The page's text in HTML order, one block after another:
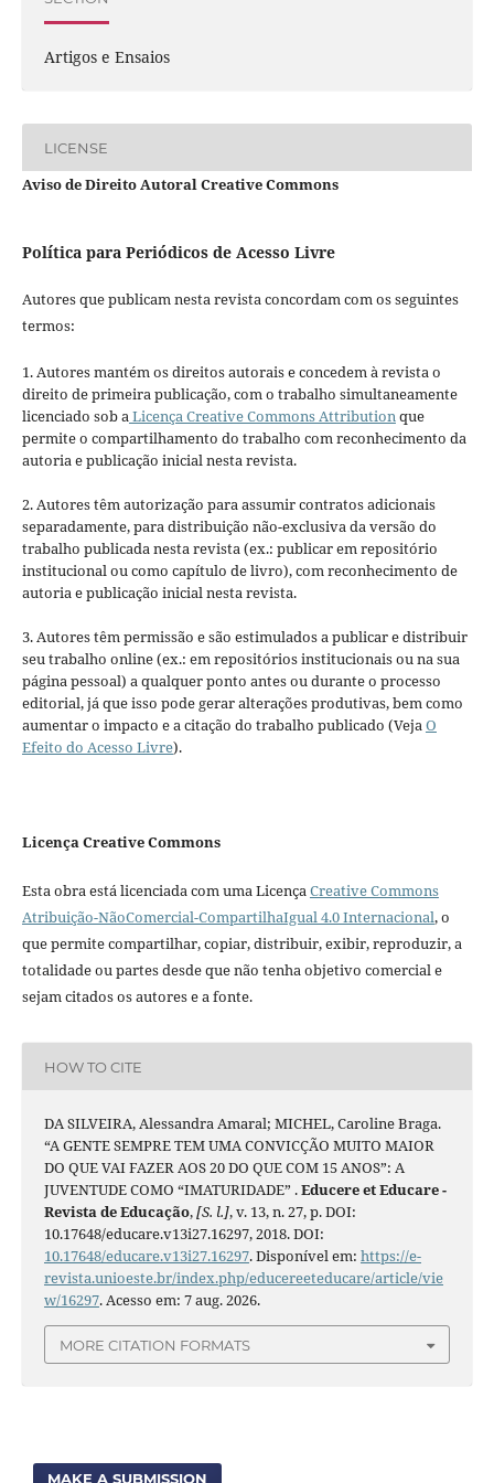
Artigos e Ensaios
LICENSE
Aviso de Direito Autoral Creative Commons
Política para Periódicos de Acesso Livre
Autores que publicam nesta revista concordam com os seguintes
termos:
1. Autores mantém os direitos autorais e concedem à revista o
direito de primeira publicação, com o trabalho simultaneamente
licenciado sob aLicença Creative Commons Attributionque
permite o compartilhamento do trabalho com reconhecimento da
autoria e publicação inicial nesta revista.
2. Autores têm autorização para assumir contratos adicionais
separadamente, para distribuição não-exclusiva da versão do
trabalho publicada nesta revista (ex.: publicar em repositório
institucional ou como capítulo de livro), com reconhecimento de
autoria e publicação inicial nesta revista.
3. Autores têm permissão e são estimulados a publicar e distribuir
seu trabalho online (ex.: em repositórios institucionais ou na sua
página pessoal) a qualquer ponto antes ou durante o processo
editorial, já que isso pode gerar alterações produtivas, bem como
aumentar o impacto e a citação do trabalho publicado (VejaO
Efeito do Acesso Livre).
Licença Creative Commons
Esta obra está licenciada com uma LicençaCreative Commons
Atribuição-NãoComercial-CompartilhaIgual 4.0 Internacional, o
que permite compartilhar, copiar, distribuir, exibir, reproduzir, a
totalidade ou partes desde que não tenha objetivo comercial e
sejam citados os autores e a fonte.
HOW TO CITE
DA SILVEIRA, Alessandra Amaral; MICHEL, Caroline Braga.
“A GENTE SEMPRE TEM UMA CONVICÇÃO MUITO MAIOR
DO QUE VAI FAZER AOS 20 DO QUE COM 15 ANOS”: A
JUVENTUDE COMO “IMATURIDADE” .Educere et Educare -
Revista de Educação,[S. l.], v. 13, n. 27, p. DOI:
10.17648/educare.v13i27.16297, 2018. DOI:
10.17648/educare.v13i27.16297. Disponível em: https://e-
revista.unioeste.br/index.php/educereeteducare/article/vie
w/16297. Acesso em: 7 aug. 2026.
MORE CITATION FORMATS
MAKE A SUBMISSION